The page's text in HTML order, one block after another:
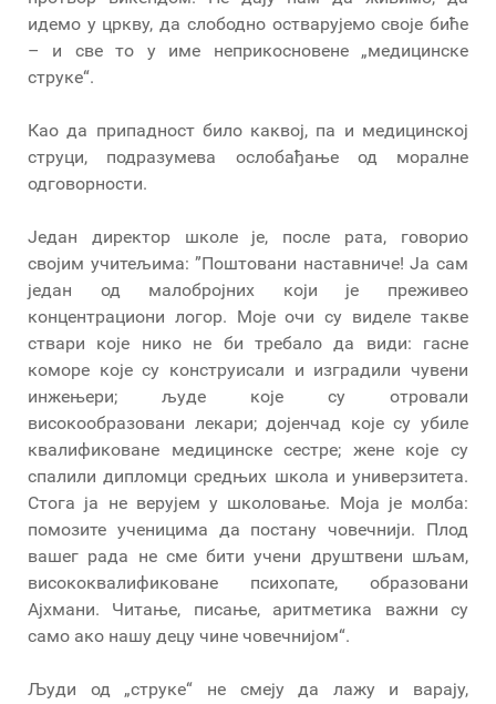
идемо у цркву, да слободно остварујемо своје биће
– и све то у име неприкосновене „медицинске
струке“.
Као да припадност било каквој, па и медицинској
струци, подразумева ослобађање од моралне
одговорности.
Један директор школе је, после рата, говорио
својим учитељима: ”Поштовани наставниче! Ја сам
један од малобројних који је преживео
концентрациони логор. Моје очи су виделе такве
ствари које нико не би требало да види: гасне
коморе које су конструисали и изградили чувени
инжењери; људе које су отровали
високообразовани лекари; дојенчад које су убиле
квалификоване медицинске сестре; жене које су
спалили дипломци средњих школа и универзитета.
Стога ја не верујем у школовање. Моја је молба:
помозите ученицима да постану човечнији. Плод
вашег рада не сме бити учени друштвени шљам,
висококвалификоване психопате, образовани
Ајхмани. Читање, писање, аритметика важни су
само ако нашу децу чине човечнијом“.
Људи од „струке“ не смеју да лажу и варају,